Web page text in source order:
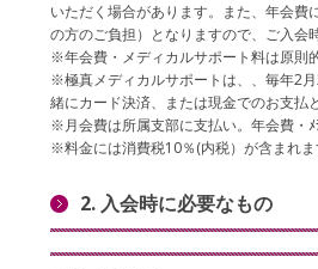
いただく場合があります。また、年会費
の方のご負担）となりますので、ご入会
※年会費・メディカルサポート料は原則
※極真メディカルサポートは、、毎年2
緒にカード決済、または現金でのお支払
※月会費は所属支部に支払い。年会費・
※料金には消費税10％(内税）が含まれま
2. 入会時に必要なもの